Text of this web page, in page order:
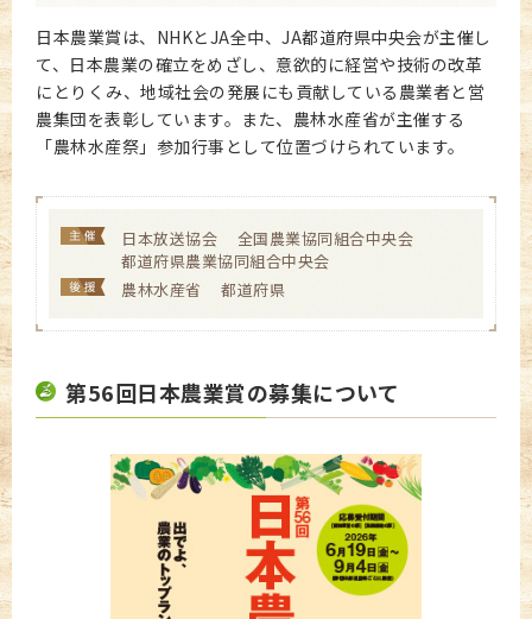
日本農業賞は、NHKとJA全中、JA都道府県中央会が主催し
て、日本農業の確立をめざし、意欲的に経営や技術の改革
にとりくみ、地域社会の発展にも貢献している農業者と営
農集団を表彰しています。また、農林水産省が主催する
「農林水産祭」参加行事として位置づけられています。
日本放送協会
全国農業協同組合中央会
都道府県農業協同組合中央会
農林水産省
都道府県
第56回日本農業賞の募集について